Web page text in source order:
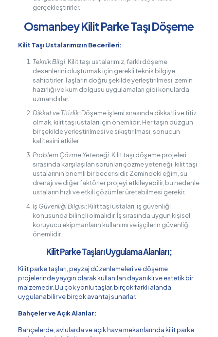
gerçekleştirirler.
Osmanbey Kilit Parke Taşı Döşeme
Kilit Taşı Ustalarımızın Becerileri:
Teknik Bilgi: Kilit taşı ustalarımız, farklı döşeme
desenlerini oluşturmak için gerekli teknik bilgiye
sahiptirler. Taşların doğru şekilde yerleştirilmesi, zemin
hazırlığı ve kum dolgusu uygulamaları gibi konularda
uzmandırlar.
Dikkat ve Titizlik: Döşeme işlemi sırasında dikkatli ve titiz
olmak, kilit taşı ustaları için önemlidir. Her taşın düzgün
bir şekilde yerleştirilmesi ve sıkıştırılması, sonucun
kalitesini etkiler.
Problem Çözme Yeteneği: Kilit taşı döşeme projeleri
sırasında karşılaşılan sorunları çözme yeteneği, kilit taşı
ustalarının önemli bir becerisidir. Zemindeki eğim, su
drenajı ve diğer faktörler projeyi etkileyebilir, bu nedenle
ustaların hızlı ve etkili çözümler üretebilmesi gerekir.
İş Güvenliği Bilgisi: Kilit taşı ustaları, iş güvenliği
konusunda bilinçli olmalıdır. İş sırasında uygun kişisel
koruyucu ekipmanların kullanımı ve işçilerin güvenliği
önemlidir.
Kilit Parke Taşları Uygulama Alanları;
Kilit parke taşları, peyzaj düzenlemeleri ve döşeme
projelerinde yaygın olarak kullanılan dayanıklı ve estetik bir
malzemedir. Bu çok yönlü taşlar, birçok farklı alanda
uygulanabilir ve birçok avantaj sunarlar.
Bahçeler ve Açık Alanlar:
Bahçelerde, avlularda ve açık hava mekanlarında kilit parke